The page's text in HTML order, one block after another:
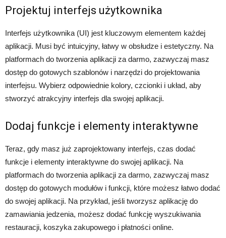
Projektuj interfejs użytkownika
Interfejs użytkownika (UI) jest kluczowym elementem każdej
aplikacji. Musi być intuicyjny, łatwy w obsłudze i estetyczny. Na
platformach do tworzenia aplikacji za darmo, zazwyczaj masz
dostęp do gotowych szablonów i narzędzi do projektowania
interfejsu. Wybierz odpowiednie kolory, czcionki i układ, aby
stworzyć atrakcyjny interfejs dla swojej aplikacji.
Dodaj funkcje i elementy interaktywne
Teraz, gdy masz już zaprojektowany interfejs, czas dodać
funkcje i elementy interaktywne do swojej aplikacji. Na
platformach do tworzenia aplikacji za darmo, zazwyczaj masz
dostęp do gotowych modułów i funkcji, które możesz łatwo dodać
do swojej aplikacji. Na przykład, jeśli tworzysz aplikację do
zamawiania jedzenia, możesz dodać funkcję wyszukiwania
restauracji, koszyka zakupowego i płatności online.